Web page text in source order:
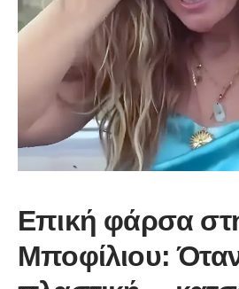
Επική φάρσα
Μποφίλιου: